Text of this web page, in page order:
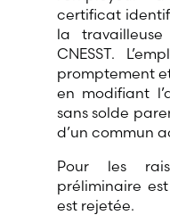
certificat
la
CNESST.
promptement
en modifiant
sans solde
d’un commun
Pour les
préliminaire
est rejetée.